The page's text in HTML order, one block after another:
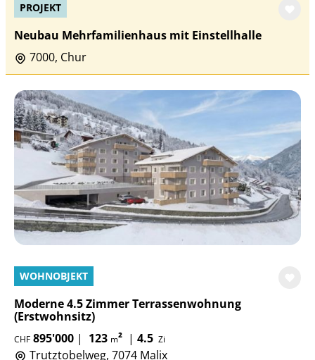
PROJEKT
Neubau Mehrfamilienhaus mit Einstellhalle
7000, Chur
WOHNOBJEKT
Moderne 4.5 Zimmer Terrassenwohnung
(Erstwohnsitz)
CHF 895'000 | 123 m² | 4.5 Zi
Trutztobelweg, 7074 Malix